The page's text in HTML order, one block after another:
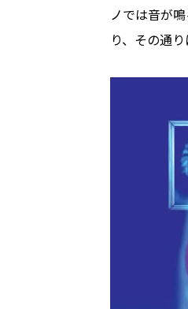
ノでは音が
り、その通